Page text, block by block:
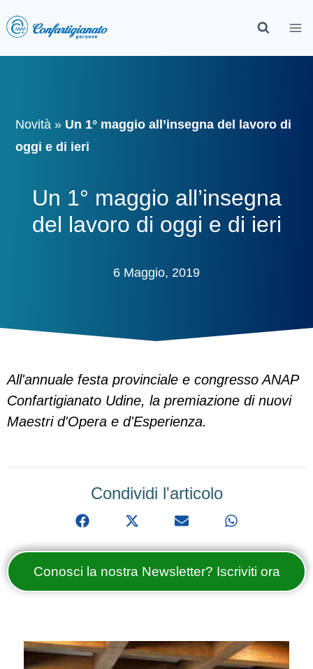
Novità » Un 1° maggio all’insegna del lavoro di
oggi e di ieri
Un 1° maggio all’insegna
del lavoro di oggi e di ieri
6 Maggio, 2019
All'annuale festa provinciale e congresso ANAP
Confartigianato Udine, la premiazione di nuovi
Maestri d'Opera e d'Esperienza.
Condividi l'articolo
Conosci la nostra Newsletter? Iscriviti ora